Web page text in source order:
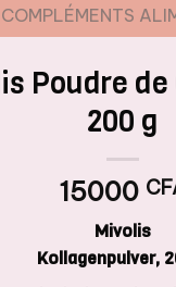
COMPLÉMENTS
Poudre
200 g
15000
Mivolis
Kollagenpulver,